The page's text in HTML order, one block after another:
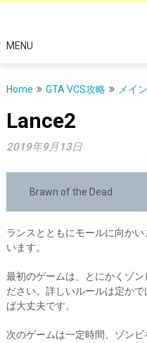
MENU
Home GTA VCS攻略 メイ
Lance2
2019年9月13日
Brawn of the Dead
ランスとともにモールに向か
います。
最初のゲームは、とにかくゾ
ださい。詳しいルールは定か
ば大丈夫です。
次のゲームは一定時間、ゾン